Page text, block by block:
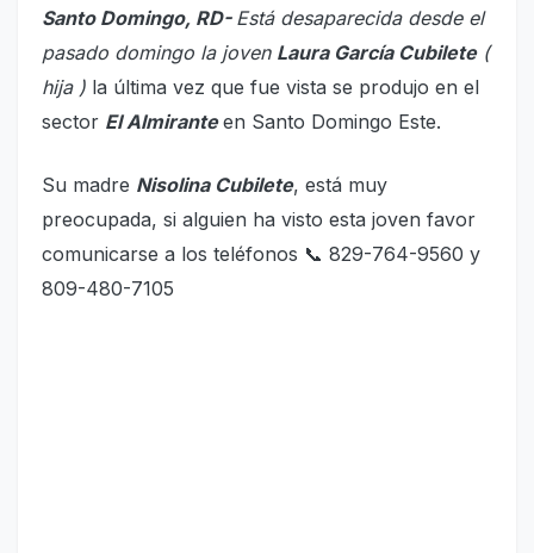
Santo Domingo, RD- Está desaparecida desde el
pasado domingo la joven Laura García Cubilete(
hija ) la última vez que fue vista se produjo en el
sector El Almiranteen Santo Domingo Este.
Su madre Nisolina Cubilete, está muy
preocupada, si alguien ha visto esta joven favor
comunicarse a los teléfonos 📞 829-764-9560 y
809-480-7105